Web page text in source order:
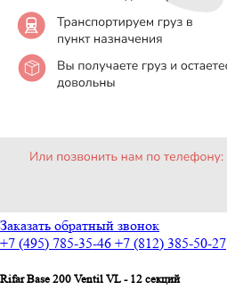
Заказать обратный звонок
+7 (495) 785-35-46 +7 (812) 385-50-27
Rifar Base 200 Ventil VL - 12 секций